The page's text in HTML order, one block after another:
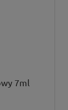
7ml